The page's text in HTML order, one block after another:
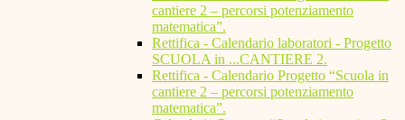
cantiere 2 – percorsi potenziamento
matematica”.
Rettifica - Calendario laboratori - Progetto
SCUOLA in ...CANTIERE 2.
Rettifica - Calendario Progetto “Scuola in
cantiere 2 – percorsi potenziamento
matematica”.